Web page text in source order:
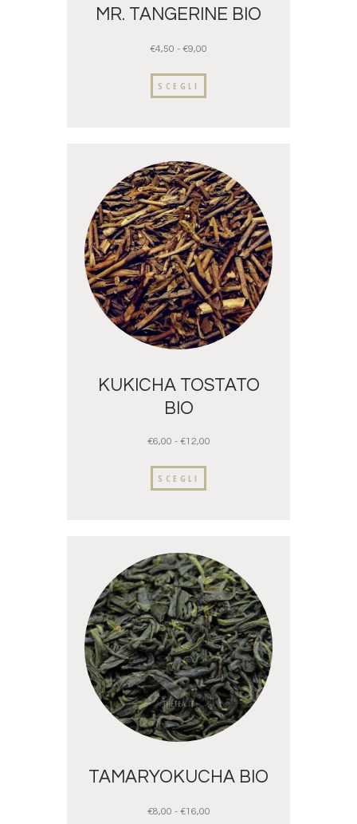
MR. TANGERINE BIO
€4,50 - €9,00
SCEGLI
KUKICHA TOSTATO
BIO
€6,00 - €12,00
SCEGLI
TAMARYOKUCHA BIO
€8,00 - €16,00